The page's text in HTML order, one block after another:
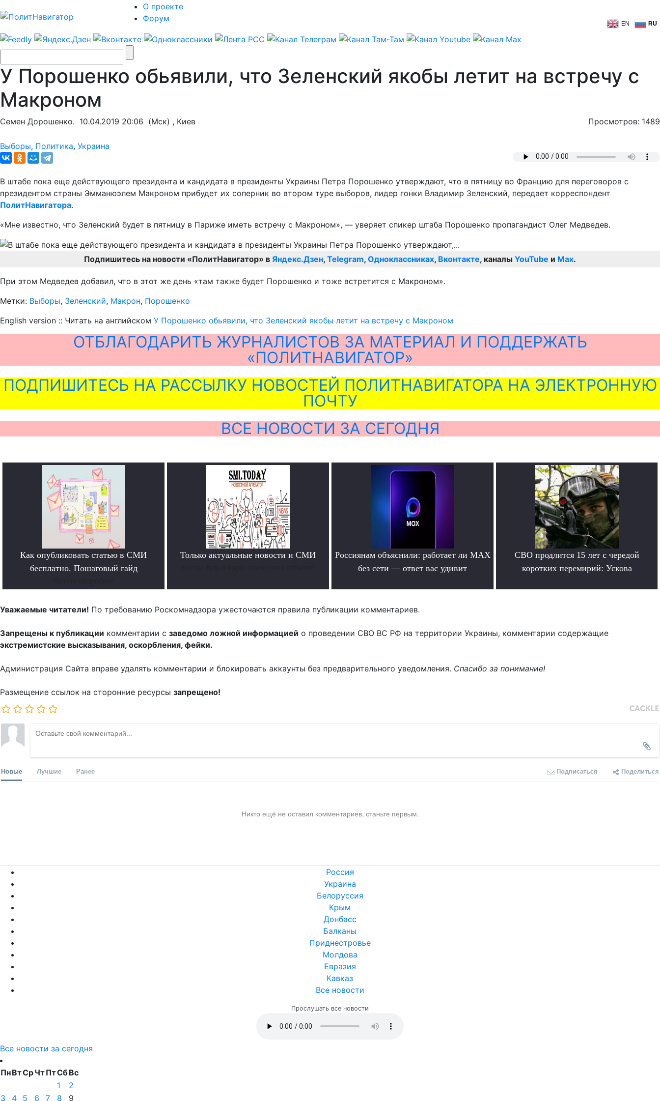
О проекте
Форум
EN RU
У Порошенко обьявили, что Зеленский якобы летит на встречу с
Макроном
Семен Дорошенко. 10.04.2019 20:06 (Мск) , Киев Просмотров: 1489
Выборы, Политика, Украина
В штабе пока еще действующего президента и кандидата в президенты Украины Петра Порошенко утверждают, что в пятницу во Францию для переговоров с
президентом страны Эмманюэлем Макроном прибудет их соперник во втором туре выборов, лидер гонки Владимир Зеленский, передает корреспондент
ПолитНавигатора.
«Мне известно, что Зеленский будет в пятницу в Париже иметь встречу с Макроном», — уверяет спикер штаба Порошенко пропагандист Олег Медведев.
Подпишитесь на новости «ПолитНавигатор» в Яндекс.Дзен, Telegram, Одноклассниках, Вконтакте, каналы YouTube и Max.
При этом Медведев добавил, что в этот же день «там также будет Порошенко и тоже встретится с Макроном».
Метки: Выборы, Зеленский, Макрон, Порошенко
English version :: Читать на английском У Порошенко обьявили, что Зеленский якобы летит на встречу с Макроном
ОТБЛАГОДАРИТЬ ЖУРНАЛИСТОВ ЗА МАТЕРИАЛ И ПОДДЕРЖАТЬ
«ПОЛИТНАВИГАТОР»
ПОДПИШИТЕСЬ НА РАССЫЛКУ НОВОСТЕЙ ПОЛИТНАВИГАТОРА НА ЭЛЕКТРОННУЮ
ПОЧТУ
ВСЕ НОВОСТИ ЗА СЕГОДНЯ
Как опубликовать статью в СМИ
бесплатно. Пошаговый гайд
Только актуальные новости и СМИ
Россиянам объяснили: работает ли MAX
без сети — ответ вас удивит
СВО продлится 15 лет с чередой
коротких перемирий: Ускова
Уважаемые читатели! По требованию Роскомнадзора ужесточаются правила публикации комментариев.
Запрещены к публикации комментарии с заведомо ложной информацией о проведении СВО ВС РФ на территории Украины, комментарии содержащие
экстремистские высказывания, оскорбления, фейки.
Администрация Сайта вправе удалять комментарии и блокировать аккаунты без предварительного уведомления. Спасибо за понимание!
Размещение ссылок на сторонние ресурсы запрещено!
Новые Лучшие Ранее Подписаться Поделиться
Никто ещё не оставил комментариев, станьте первым.
Россия
Украина
Белоруссия
Крым
Донбасс
Балканы
Приднестровье
Молдова
Евразия
Кавказ
Все новости
Прослушать все новости
Все новости за сегодня
ПнВтСрЧтПтСбВс
1
2
3
4 5 6 7 8
9